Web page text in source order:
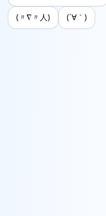
(〃∇〃人) (´∀｀)